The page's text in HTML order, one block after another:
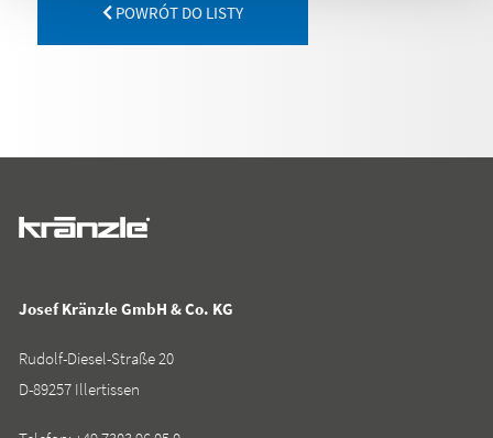
POWRÓT DO LISTY
Josef Kränzle GmbH & Co. KG
Rudolf-Diesel-Straße 20
D-89257 Illertissen